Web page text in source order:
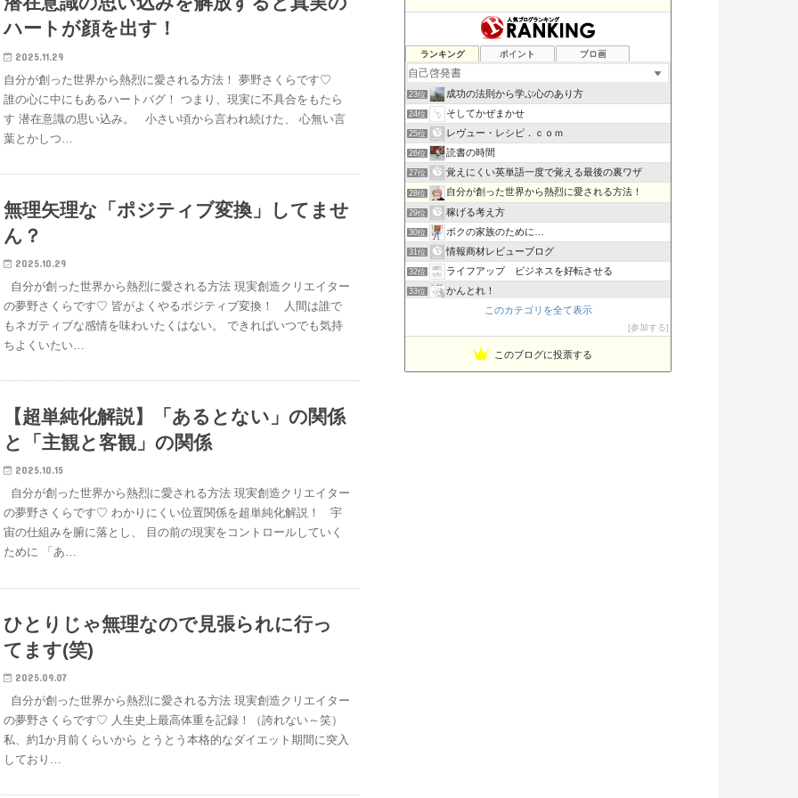
ハートが顔を出す！
2025.11.29
自分が創った世界から熱烈に愛される方法！ 夢野さくらです♡
誰の心に中にもあるハートバグ！ つまり、現実に不具合をもたら
す 潜在意識の思い込み。 小さい頃から言われ続けた、 心無い言
葉とかしつ…
無理矢理な「ポジティブ変換」してませ
ん？
2025.10.29
自分が創った世界から熱烈に愛される方法 現実創造クリエイター
の夢野さくらです♡ 皆がよくやるポジティブ変換！ 人間は誰で
もネガティブな感情を味わいたくはない。 できればいつでも気持
ちよくいたい…
【超単純化解説】「あるとない」の関係
と「主観と客観」の関係
2025.10.15
自分が創った世界から熱烈に愛される方法 現実創造クリエイター
の夢野さくらです♡ わかりにくい位置関係を超単純化解説！ 宇
宙の仕組みを腑に落とし、 目の前の現実をコントロールしていく
ために 「あ…
ひとりじゃ無理なので見張られに行っ
てます(笑)
2025.09.07
自分が創った世界から熱烈に愛される方法 現実創造クリエイター
の夢野さくらです♡ 人生史上最高体重を記録！（誇れない～笑）
私、約1か月前くらいから とうとう本格的なダイエット期間に突入
しており…
ランキング ポイント ブロ画
21位 【Book Hack !!!】ヨメバヨムホド
22位 suetch’s blog
23位 成功の法則から学ぶ心のあり方
24位 そしてかぜまかせ
25位 レヴュー・レシピ．ｃｏｍ
26位 読書の時間
27位 覚えにくい英単語一度で覚える最後の裏ワザ
28位 自分が創った世界から熱烈に愛される方法！
29位 稼げる考え方
30位 ボクの家族のために…
31位 情報商材レビューブログ
32位 ライフアップ ビジネスを好転させる
33位 かんとれ！
ポジティブ馬鹿〜夢への思考〜
このカテゴリを全て表示
参加する
このブログに投票する